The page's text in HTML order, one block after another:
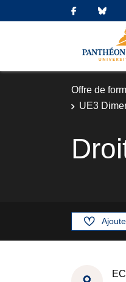
Offre de
UE3